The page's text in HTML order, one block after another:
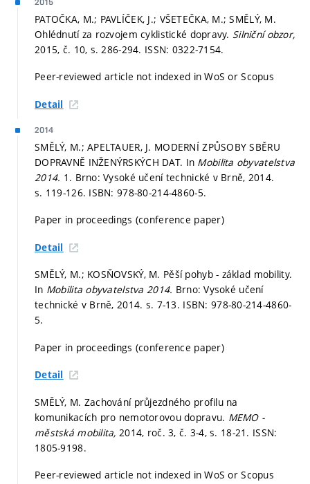
PATOČKA, M.; PAVLÍČEK, J.; VŠETEČKA, M.; SMĚLÝ, M.
Ohlédnutí za rozvojem cyklistické dopravy. Silniční obzor,
2015, č. 10, s. 286-294. ISSN: 0322-7154.
Peer-reviewed article not indexed in WoS or Scopus
Detail
2014
SMĚLÝ, M.; APELTAUER, J. MODERNÍ ZPŮSOBY SBĚRU
DOPRAVNĚ INŽENÝRSKÝCH DAT. In Mobilita obyvatelstva
2014. 1. Brno: Vysoké učení technické v Brně, 2014.
s. 119-126. ISBN: 978-80-214-4860-5.
Paper in proceedings (conference paper)
Detail
SMĚLÝ, M.; KOSŇOVSKÝ, M. Pěší pohyb - základ mobility.
In Mobilita obyvatelstva 2014. Brno: Vysoké učení
technické v Brně, 2014. s. 7-13. ISBN: 978-80-214-4860-
5.
Paper in proceedings (conference paper)
Detail
SMĚLÝ, M. Zachování průjezdného profilu na
komunikacích pro nemotorovou dopravu. MEMO -
městská mobilita, 2014, roč. 3, č. 3-4,s. 18-21. ISSN:
1805-9198.
Peer-reviewed article not indexed in WoS or Scopus